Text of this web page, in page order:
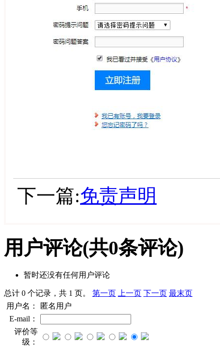
下一篇:免责声明
用户评论(共0条评论)
暂时还没有任何用户评论
总计 0 个记录，共 1 页。 第一页 上一页 下一页 最末页
用户名：
匿名用户
E-mail：
评价等
级：